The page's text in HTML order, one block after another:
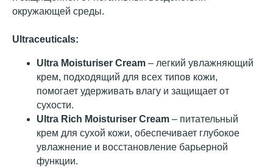
окружающей среды.
Ultraceuticals:
Ultra Moisturiser Cream – легкий увлажняющий
крем, подходящий для всех типов кожи,
помогает удерживать влагу и защищает от
сухости.
Ultra Rich Moisturiser Cream – питательный
крем для сухой кожи, обеспечивает глубокое
увлажнение и восстановление барьерной
функции.
Мы уделяем огромное
нашего сервиса и услуг.
Поэтому будем благодарны,
если вы оставите
комментарий или
предложение по телефону
+7 (921) 753 43